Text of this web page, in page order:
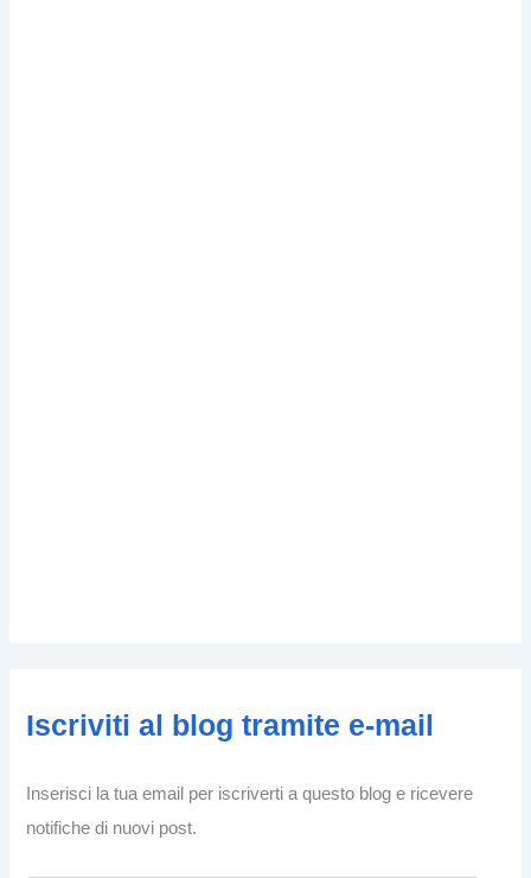
Iscriviti al blog tramite e-mail
Inserisci la tua email per iscriverti a questo blog e ricevere
notifiche di nuovi post.